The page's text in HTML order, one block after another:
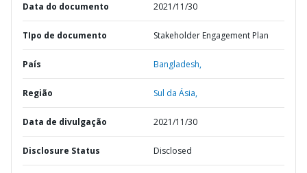
Data do documento 2021/11/30
TIpo de documento Stakeholder Engagement Plan
País Bangladesh,
Região Sul da Ásia,
Data de divulgação 2021/11/30
Disclosure Status Disclosed